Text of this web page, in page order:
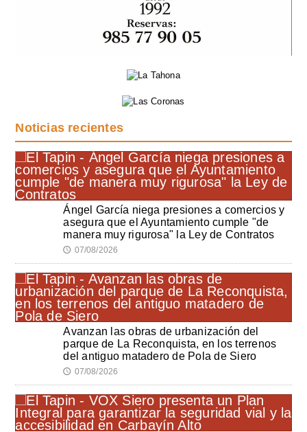
Noticias recientes
Ángel García niega presiones a comercios y
asegura que el Ayuntamiento cumple "de
manera muy rigurosa" la Ley de Contratos
🕔 07/08/2026
Avanzan las obras de urbanización del
parque de La Reconquista, en los terrenos
del antiguo matadero de Pola de Siero
🕔 07/08/2026